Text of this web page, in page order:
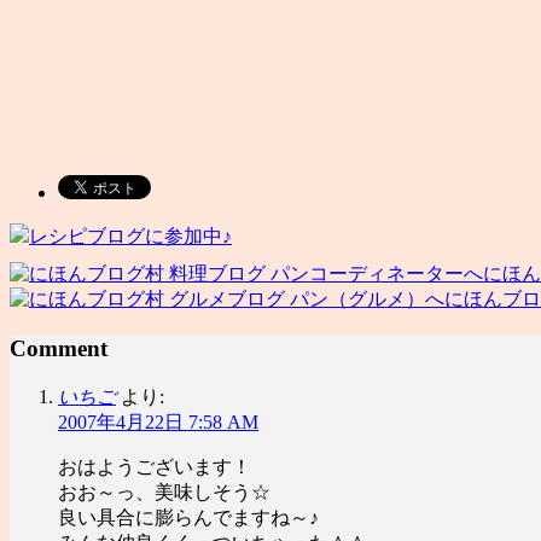
レシピブログに参加中♪
にほ
にほんブ
Comment
いちご より:
2007年4月22日 7:58 AM
おはようございます！
おお～っ、美味しそう☆
良い具合に膨らんでますね～♪